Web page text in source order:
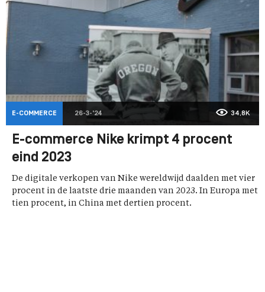
E-COMMERCE 26-3-'24 34,8K
E-commerce Nike krimpt 4 procent
eind 2023
De digitale verkopen van Nike wereldwijd daalden met vier
procent in de laatste drie maanden van 2023. In Europa met
tien procent, in China met dertien procent.